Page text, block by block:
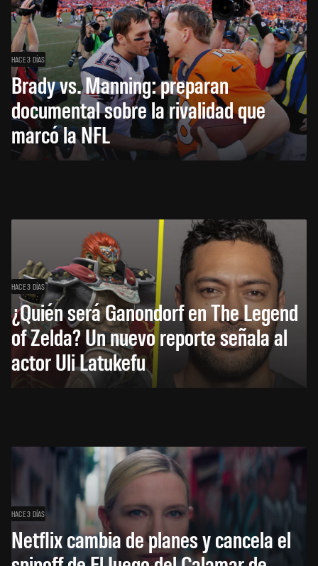
HACE 3 DÍAS
Brady vs. Manning: preparan
documental sobre la rivalidad que
marcó la NFL
HACE 3 DÍAS
¿Quién será Ganondorf en The Legend
of Zelda? Un nuevo reporte señala al
actor Uli Latukefu
HACE 3 DÍAS
Netflix cambia de planes y cancela el